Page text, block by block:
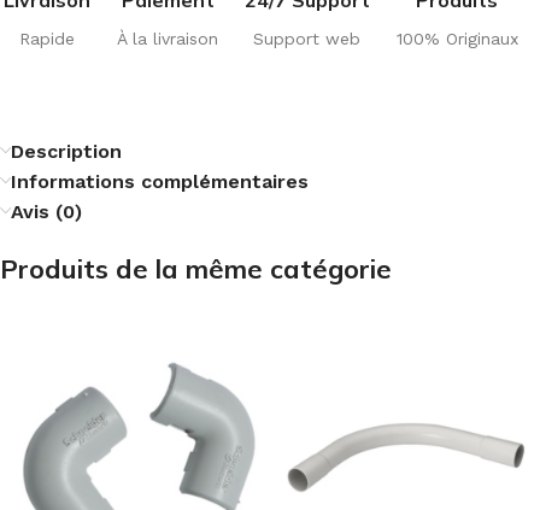
Rapide À la livraison Support web 100% Originaux
Description
Informations complémentaires
Avis (0)
Produits de la même catégorie